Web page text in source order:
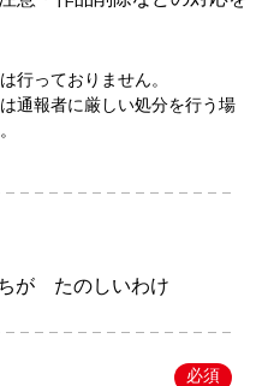
行っておりません。
通報者に厳しい処分を行う場
が たのしいわけ
必須